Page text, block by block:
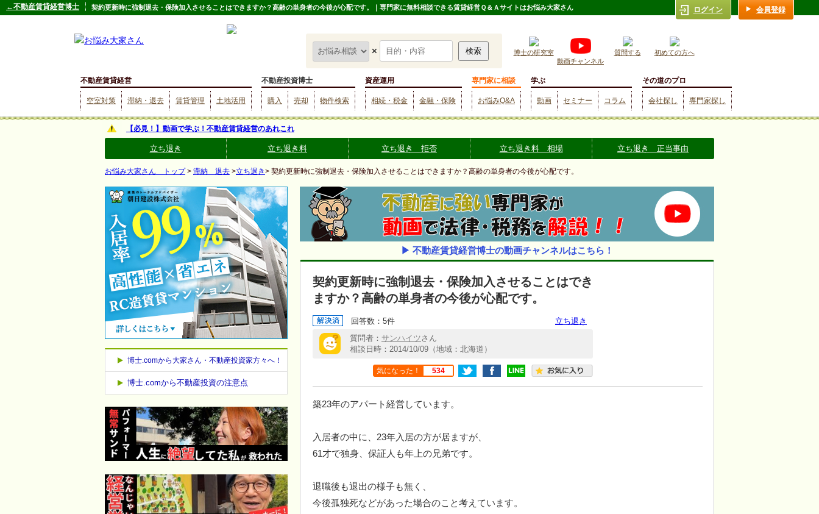
契約更新時に強制退去・保険加入させることはできますか？高齢の単身者の今後が心配です。｜専門家に無料相談できる賃貸経営Ｑ＆Ａサイトはお悩み大家さん
×
博士の研究室
動画チャンネル
質問する 初めての方へ
不動産賃貸経営
空室対策 滞納・退去 賃貸管理 土地活用
不動産投資博士
購入 売却 物件検索
資産運用
相続・税金 金融・保険
専門家に相談
お悩みQ&A
学ぶ
動画 セミナー コラム
その道のプロ
会社探し 専門家探し
←不動産賃貸経営博士 ログイン 会員登録
【必見！】動画で学ぶ！不動産賃貸経営のあれこれ
立ち退き 立ち退き料 立ち退き 拒否 立ち退き料 相場 立ち退き 正当事由
お悩み大家さん トップ> 滞納 退去 >立ち退き> 契約更新時に強制退去・保険加入させることはできますか？高齢の単身者の今後が心配です。
▶ 不動産賃貸経営博士の動画チャンネルはこちら！
契約更新時に強制退去・保険加入させることはでき
ますか？高齢の単身者の今後が心配です。
回答数：5件
立ち退き
質問者： サンハイツさん
相談日時：2014/10/09（地域：北海道）
気になった！ 534
築23年のアパート経営しています。
入居者の中に、23年入居の方が居ますが、
61才で独身、保証人も年上の兄弟です。
退職後も退出の様子も無く、
今後孤独死などがあった場合のこと考えています。
博士.comから大家さん・不動産投資家方々へ！
博士.comから不動産投資の注意点